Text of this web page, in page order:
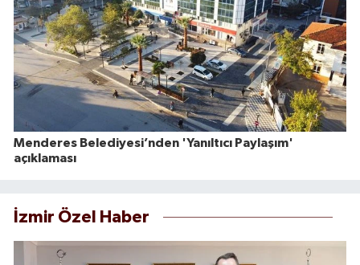
Menderes Belediyesi’nden 'Yanıltıcı Paylaşım'
açıklaması
İzmir Özel Haber